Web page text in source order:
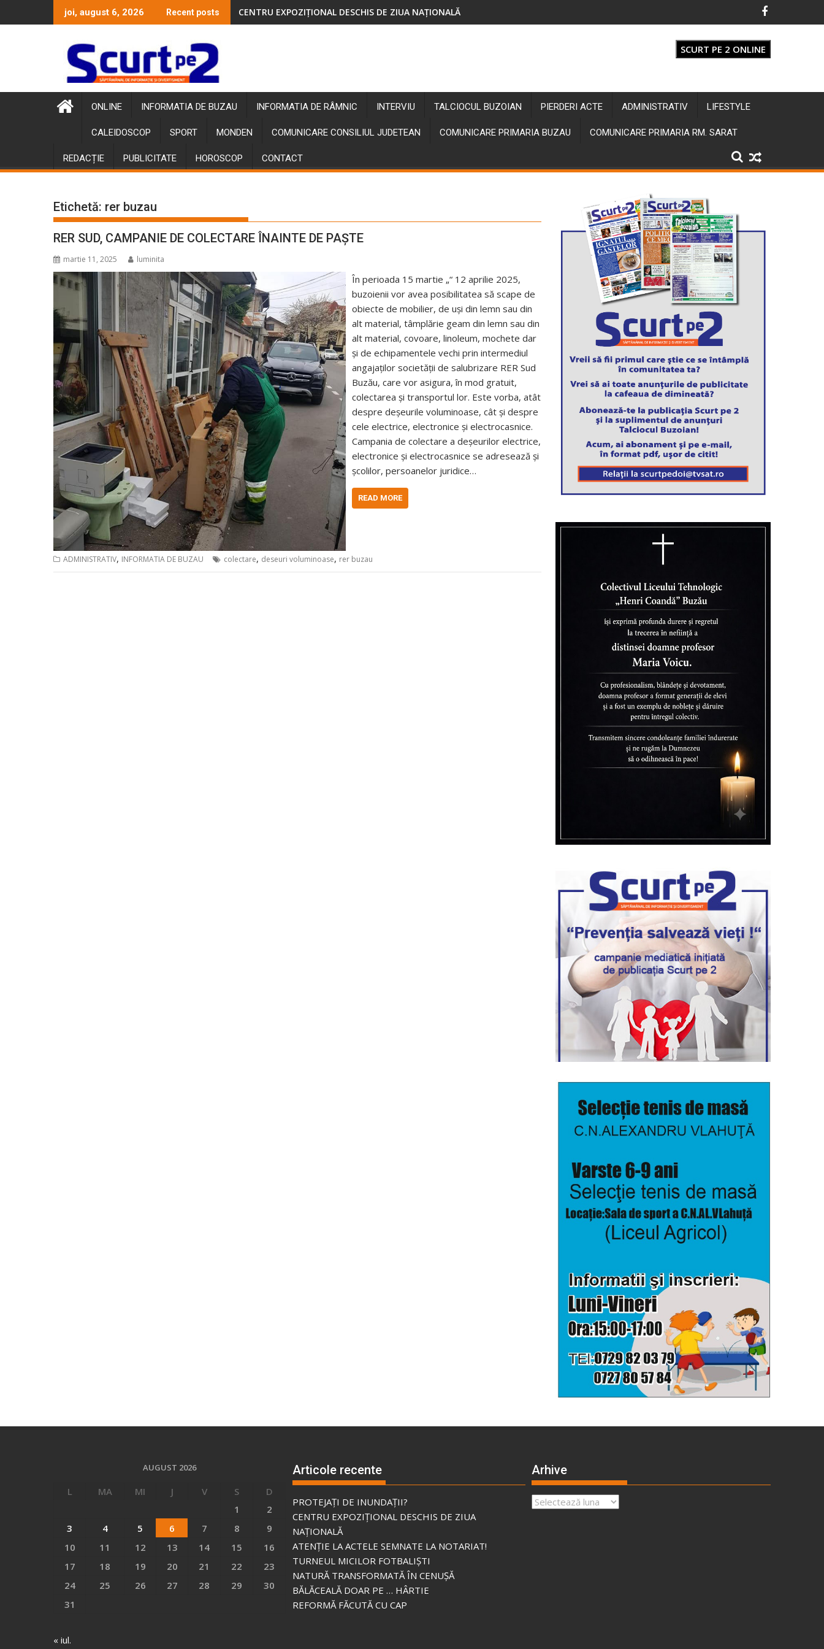
to
joi, august 6, 2026 Recent posts CENTRU EXPOZIȚIONAL DESCHIS DE ZIUA NAȚIONALĂ
SCURT PE 2 ONLINE
ONLINE INFORMATIA DE BUZAU INFORMATIA DE RÂMNIC INTERVIU TALCIOCUL BUZOIAN PIERDERI ACTE ADMINISTRATIV LIFESTYLE
CALEIDOSCOP SPORT MONDEN COMUNICARE CONSILIUL JUDETEAN COMUNICARE PRIMARIA BUZAU COMUNICARE PRIMARIA RM. SARAT
REDACȚIE PUBLICITATE HOROSCOP CONTACT
Etichetă: rer buzau
RER SUD, CAMPANIE DE COLECTARE ÎNAINTE DE PAȘTE
martie 11, 2025 luminita
În perioada 15 martie „“ 12 aprilie 2025,
buzoienii vor avea posibilitatea să scape de
obiecte de mobilier, de uși din lemn sau din
alt material, tâmplărie geam din lemn sau din
alt material, covoare, linoleum, mochete dar
și de echipamentele vechi prin intermediul
angajaților societății de salubrizare RER Sud
Buzău, care vor asigura, în mod gratuit,
colectarea și transportul lor. Este vorba, atât
despre deșeurile voluminoase, cât și despre
cele electrice, electronice și electrocasnice.
Campania de colectare a deșeurilor electrice,
electronice și electrocasnice se adresează și
școlilor, persoanelor juridice…
READ MORE
ADMINISTRATIV, INFORMATIA DE BUZAU colectare, deseuri voluminoase, rer buzau
AUGUST 2026
L MA MI J V S
D
1
2
3
4 5 6 7 8
9
10
11 12 13 14 15
16
17
18 19 20 21 22
23
24
25 26 27 28 29
30
31
« iul.
Articole recente
PROTEJAȚI DE INUNDAȚII?
CENTRU EXPOZIȚIONAL DESCHIS DE ZIUA
NAȚIONALĂ
ATENȚIE LA ACTELE SEMNATE LA NOTARIAT!
TURNEUL MICILOR FOTBALIȘTI
NATURĂ TRANSFORMATĂ ÎN CENUȘĂ
BĂLĂCEALĂ DOAR PE … HÂRTIE
REFORMĂ FĂCUTĂ CU CAP
Arhive
Arhive